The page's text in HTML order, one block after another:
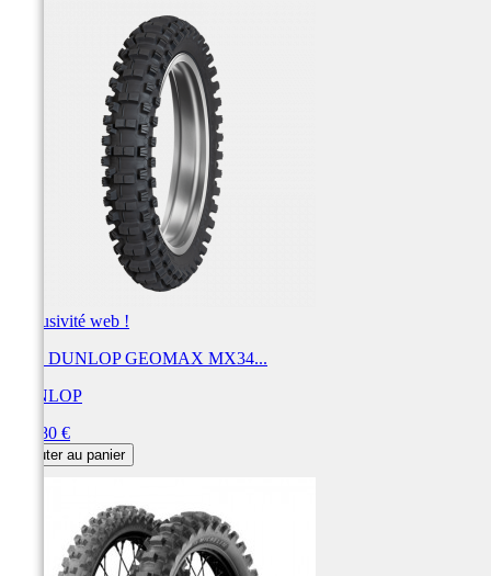
Exclusivité web !
Pneu DUNLOP GEOMAX MX34...
DUNLOP
169,80 €
Ajouter au panier